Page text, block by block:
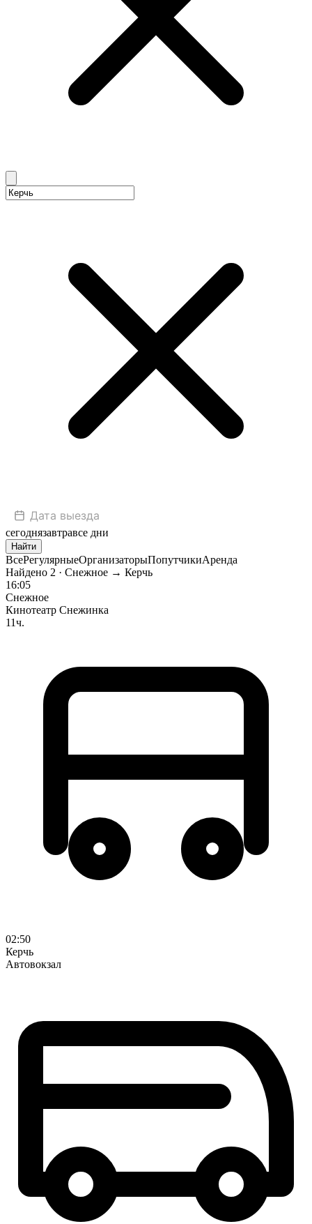
сегоднязавтравсе дни
Найти
ВсеРегулярныеОрганизаторыПопутчикиАренда
Найдено 2 · Снежное → Керчь
16:05
Снежное
Кинотеатр Снежинка
11ч.
02:50
Керчь
Автовокзал